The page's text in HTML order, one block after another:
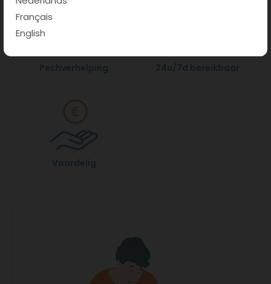
Français
English
Pechverhelping 24u/7d bereikbaar
Voordelig